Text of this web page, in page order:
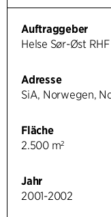
Auftraggeber
Helse Sør-Øst RHF
Adresse
SiA, Norwegen,
Fläche
2.500 m²
Jahr
2001-2002